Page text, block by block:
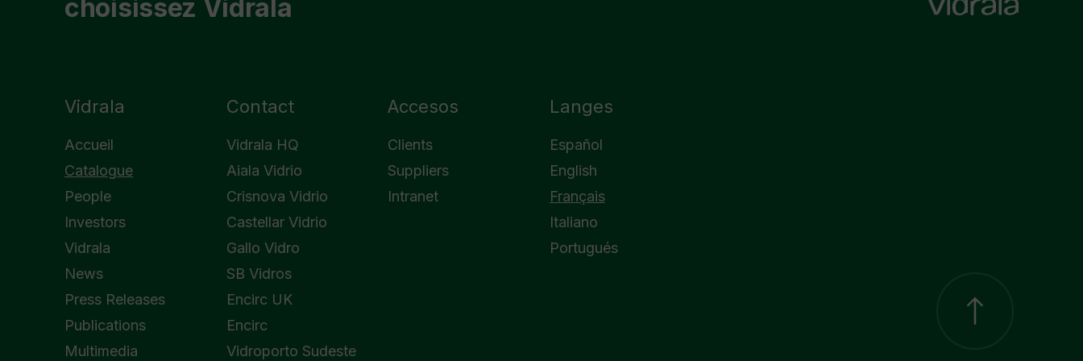
choisissez Vidrala
Vidrala
Accueil
Catalogue
People
Investors
Vidrala
News
Press Releases
Publications
Multimedia
Contact
Vidrala HQ
Aiala Vidrio
Crisnova Vidrio
Castellar Vidrio
Gallo Vidro
SB Vidros
Encirc UK
Encirc
Vidroporto Sudeste
Accesos
Clients
Suppliers
Intranet
Langes
Español
English
Français
Italiano
Portugués